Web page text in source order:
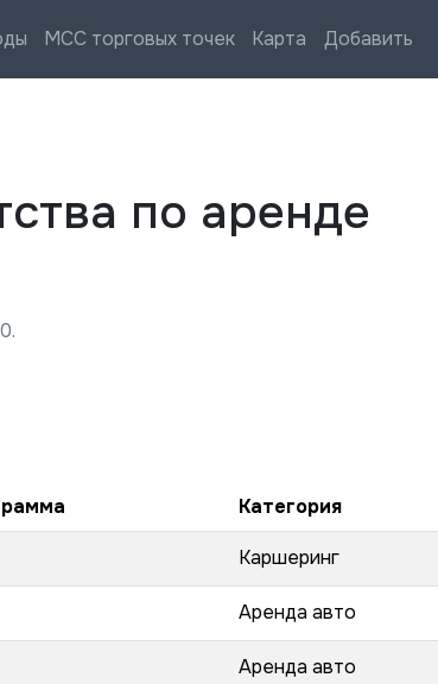
MCC торговых точек Карта Добавить
по аренде
0.
Категория
Каршеринг
Аренда авто
Аренда авто